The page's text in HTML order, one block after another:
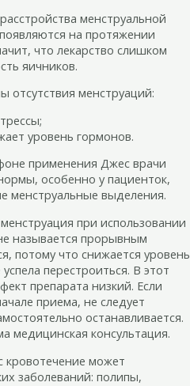
менструальной
на протяжении
что лекарство слишком
яичников.
отсутствия менструаций:
уровень гормонов.
применения Джес врачи
особенно у пациенток,
менструальные выделения.
при использовании
называется прорывным
потому что снижается уровень
перестроиться. В этот
препарата низкий. Если
приема, не следует
останавливается.
медицинская консультация.
кровотечение может
заболеваний: полипы,